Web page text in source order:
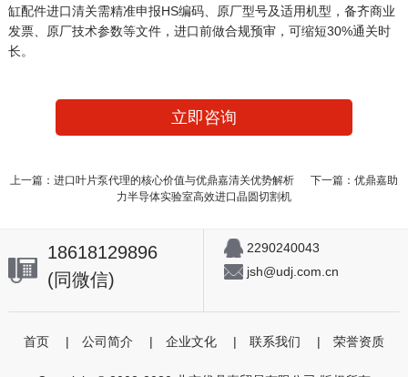
缸配件进口清关需精准申报HS编码、原厂型号及适用机型，备齐商业
发票、原厂技术参数等文件，进口前做合规预审，可缩短30%通关时
长。
立即咨询
上一篇：进口叶片泵代理的核心价值与优鼎嘉清关优势解析
下一篇：优鼎嘉助
力半导体实验室高效进口晶圆切割机
18618129896
(同微信)
2290240043
jsh@udj.com.cn
首页 | 公司简介 | 企业文化 | 联系我们 | 荣誉资质